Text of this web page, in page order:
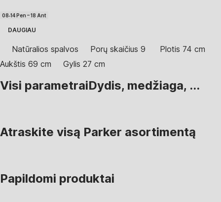
08‑14 Pen – 18 Ant
DAUGIAU
Natūralios spalvos Porų skaičius 9
Plotis 74 cm
Aukštis 69 cm
Gylis 27 cm
Visi parametraiDydis, medžiaga, ...
Atraskite visą Parker asortimentą
Papildomi produktai